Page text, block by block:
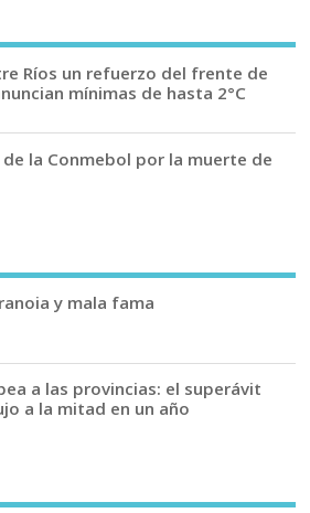
Ríos un refuerzo del frente de
mínimas de hasta 2°C
la Conmebol por la muerte de
y mala fama
a las provincias: el superávit
a la mitad en un año